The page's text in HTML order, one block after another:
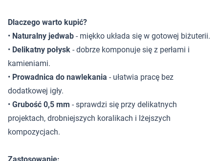
Dlaczego warto kupić?
• Naturalny jedwab - miękko układa się w gotowej biżuterii.
• Delikatny połysk - dobrze komponuje się z perłami i
kamieniami.
• Prowadnica do nawlekania - ułatwia pracę bez
dodatkowej igły.
• Grubość 0,5 mm - sprawdzi się przy delikatnych
projektach, drobniejszych koralikach i lżejszych
kompozycjach.